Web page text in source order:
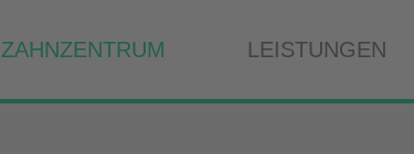
ZAHNZENTRUM LEISTUNGEN